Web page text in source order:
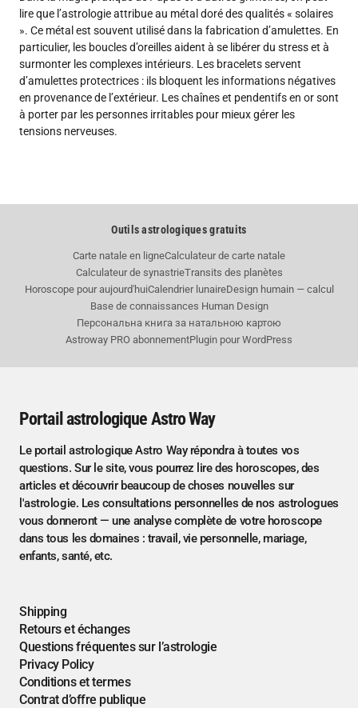
lire que l’astrologie attribue au métal doré des qualités « solaires
». Ce métal est souvent utilisé dans la fabrication d’amulettes. En
particulier, les boucles d’oreilles aident à se libérer du stress et à
surmonter les complexes intérieurs. Les bracelets servent
d’amulettes protectrices : ils bloquent les informations négatives
en provenance de l’extérieur. Les chaînes et pendentifs en or sont
à porter par les personnes irritables pour mieux gérer les
tensions nerveuses.
Outils astrologiques gratuits
Carte natale en ligneCalculateur de carte natale
Calculateur de synastrieTransits des planètes
Horoscope pour aujourd'huiCalendrier lunaireDesign humain — calcul
Base de connaissances Human Design
Персональна книга за натальною картою
Astroway PRO abonnementPlugin pour WordPress
Portail astrologique Astro Way
Le portail astrologique Astro Way répondra à toutes vos
questions. Sur le site, vous pourrez lire des horoscopes, des
articles et découvrir beaucoup de choses nouvelles sur
l'astrologie. Les consultations personnelles de nos astrologues
vous donneront — une analyse complète de votre horoscope
dans tous les domaines : travail, vie personnelle, mariage,
enfants, santé, etc.
Shipping
Retours et échanges
Questions fréquentes sur l’astrologie
Privacy Policy
Conditions et termes
Contrat d’offre publique